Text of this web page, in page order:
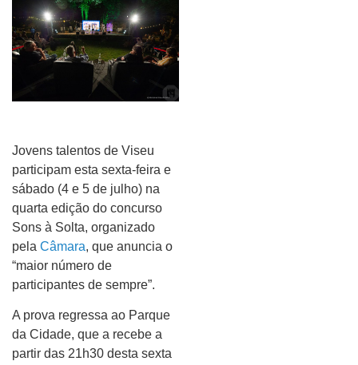
Jovens talentos de Viseu
participam esta sexta-feira e
sábado (4 e 5 de julho) na
quarta edição do concurso
Sons à Solta, organizado
pela Câmara, que anuncia o
“maior número de
participantes de sempre”.
A prova regressa ao Parque
da Cidade, que a recebe a
partir das 21h30 desta sexta